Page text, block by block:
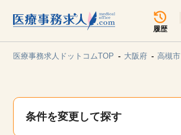
履歴
医療事務求人ドットコムTOP 大阪府 高槻市
条件を変更して探す
所在地のエリアを選択してください
各支店担当よりご連絡させていただきます。
関東